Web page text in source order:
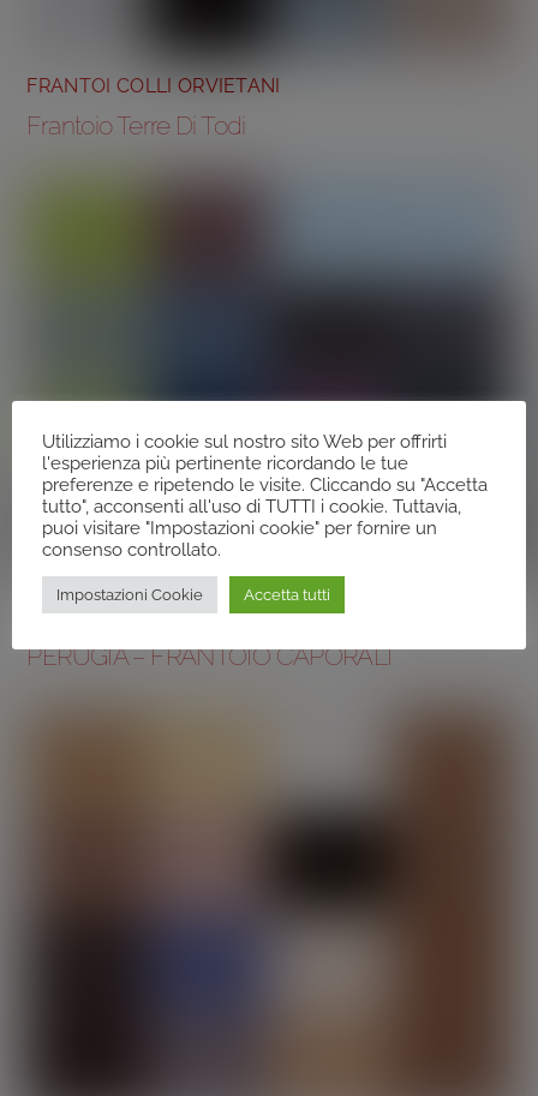
FRANTOI COLLI ORVIETANI
Frantoio Terre Di Todi
FRANTOI,FRANTOI COLLI DEL TRASIMENO
PERUGIA – FRANTOIO CAPORALI
Utilizziamo i cookie sul nostro sito Web per offrirti
l'esperienza più pertinente ricordando le tue
preferenze e ripetendo le visite. Cliccando su "Accetta
tutto", acconsenti all'uso di TUTTI i cookie. Tuttavia,
puoi visitare "Impostazioni cookie" per fornire un
consenso controllato.
Impostazioni Cookie Accetta tutti